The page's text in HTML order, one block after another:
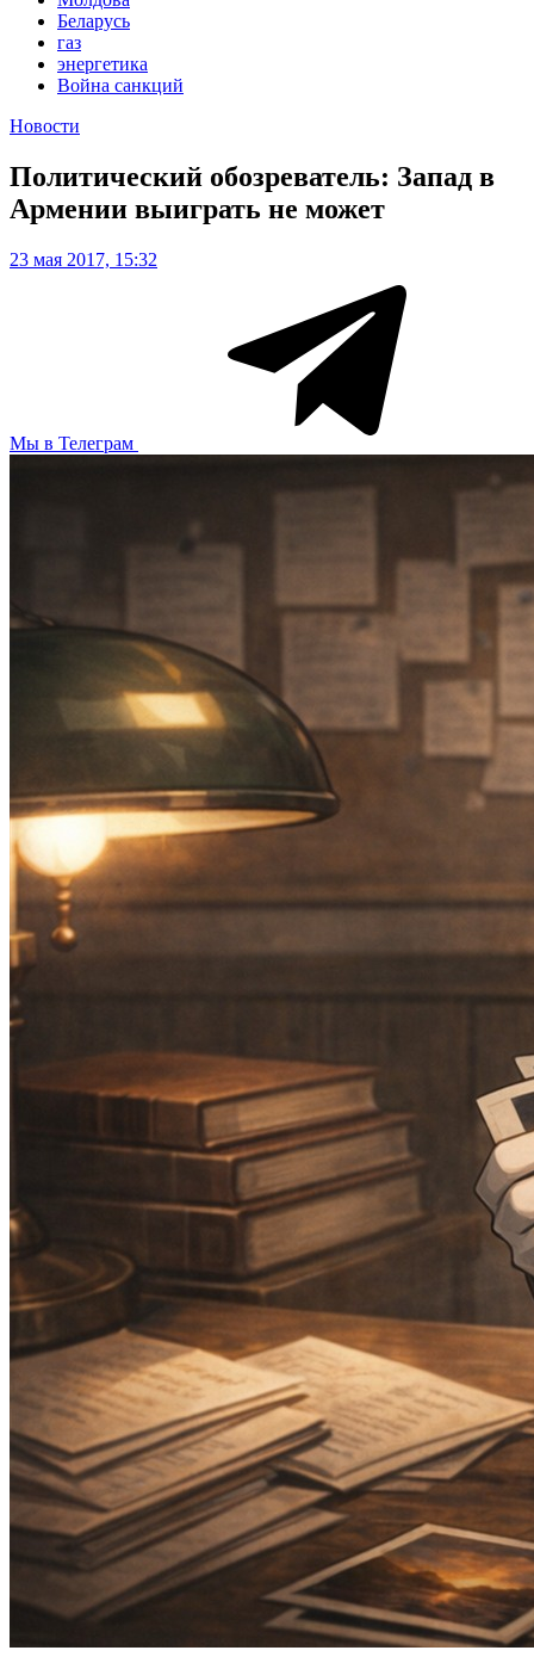
Беларусь
газ
энергетика
Война санкций
Новости
Политический обозреватель: Запад в
Армении выиграть не может
23 мая 2017, 15:32
Мы в Телеграм